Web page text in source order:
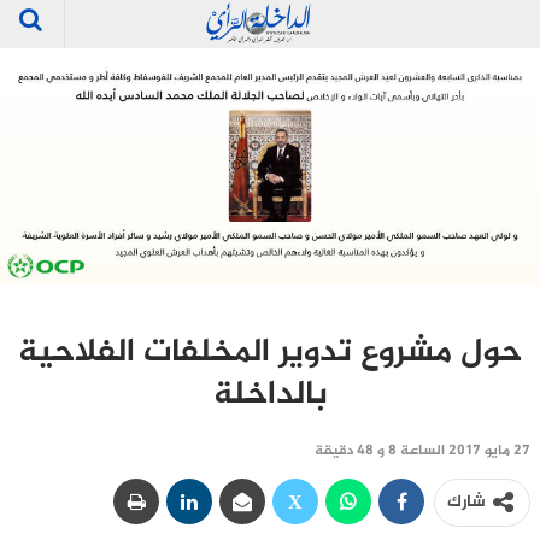
حول مشروع تدوير المخلفات الفلاحية
بالداخلة
27 مايو 2017 الساعة 8 و 48 دقيقة
شارك